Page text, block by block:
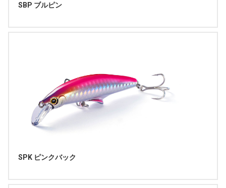
SBP ブルピン
SPK ピンクバック